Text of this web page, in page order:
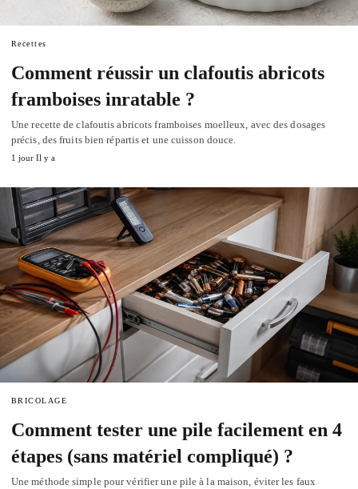
Recettes
Comment réussir un clafoutis abricots
framboises inratable ?
Une recette de clafoutis abricots framboises moelleux, avec des dosages
précis, des fruits bien répartis et une cuisson douce.
1 jour Il y a
BRICOLAGE
Comment tester une pile facilement en 4
étapes (sans matériel compliqué) ?
Une méthode simple pour vérifier une pile à la maison, éviter les faux